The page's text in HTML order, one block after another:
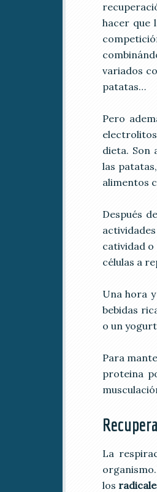
hacer que
variados
patatas…
Pero
dieta. Son
las
alimentos
Después
catividad o
células a
Una hora
bebidas
o un
Para
proteina
La
los